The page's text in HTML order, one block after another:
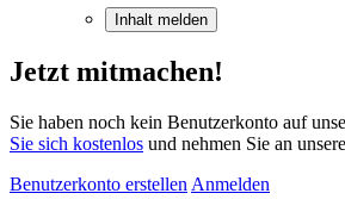
Inhalt melden
Jetzt mitmachen!
Sie haben noch kein Benutzerkonto auf
Sie sich kostenlos und nehmen Sie an
Benutzerkonto erstellen Anmelden